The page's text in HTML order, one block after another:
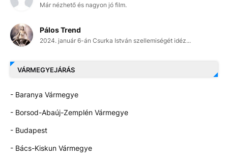
Már nézhető és nagyon jó film.
Pálos Trend
2024. január 6-án Csurka István szellemiségét idéz...
VÁRMEGYEJÁRÁS
- Baranya Vármegye
- Borsod-Abaúj-Zemplén Vármegye
- Budapest
- Bács-Kiskun Vármegye